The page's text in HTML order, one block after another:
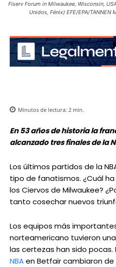
Fiserv Forum in Milwaukee, Wisconsin,
Unidos, Fénix) EFE/EPA/TANNEN
Minutos de lectura: 2 min.
En 53 años de historia la
alcanzado tres finales de la
Los últimos partidos de la
tipo de fanatismos. ¿Cuál
los Ciervos de Milwaukee?
tanto cosechar nuevos
Los equipos más
norteamericano tuvieron
las certezas han sido pocas.
NBAen Betfair cambiaron